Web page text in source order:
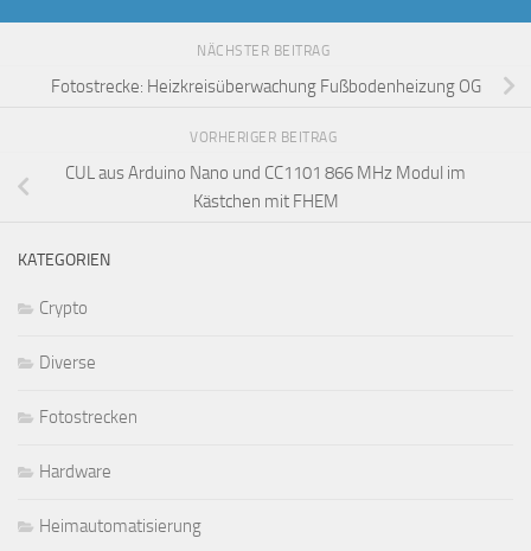
NÄCHSTER BEITRAG
Fotostrecke: Heizkreisüberwachung Fußbodenheizung OG
VORHERIGER BEITRAG
CUL aus Arduino Nano und CC1101 866 MHz Modul im
Kästchen mit FHEM
KATEGORIEN
Crypto
Diverse
Fotostrecken
Hardware
Heimautomatisierung